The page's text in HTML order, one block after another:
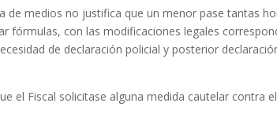
de medios no justifica que un menor pase tantas
fórmulas, con las modificaciones legales
de declaración policial y posterior
el Fiscal solicitase alguna medida cautelar contra